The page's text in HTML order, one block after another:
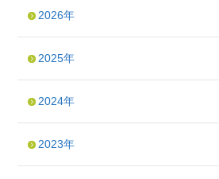
2026年
2025年
2024年
2023年